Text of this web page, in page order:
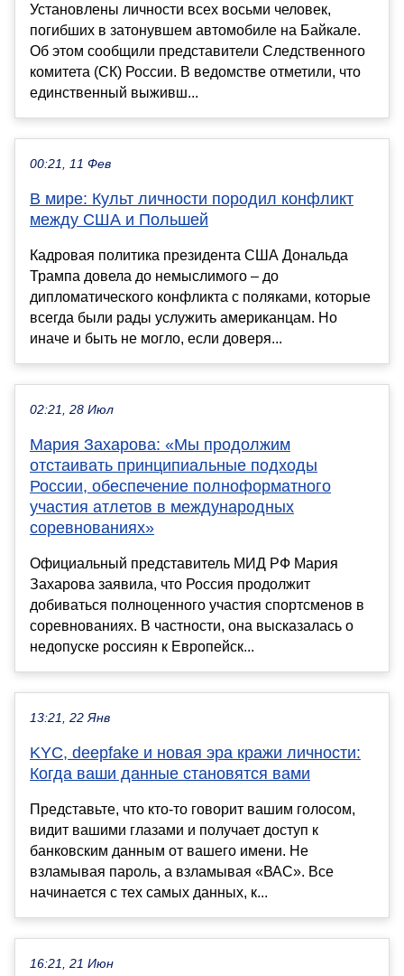
Установлены личности всех восьми человек,
погибших в затонувшем автомобиле на Байкале.
Об этом сообщили представители Следственного
комитета (СК) России. В ведомстве отметили, что
единственный выживш...
00:21, 11 Фев
В мире: Культ личности породил конфликт
между США и Польшей
Кадровая политика президента США Дональда
Трампа довела до немыслимого – до
дипломатического конфликта с поляками, которые
всегда были рады услужить американцам. Но
иначе и быть не могло, если доверя...
02:21, 28 Июл
Мария Захарова: «Мы продолжим
отстаивать принципиальные подходы
России, обеспечение полноформатного
участия атлетов в международных
соревнованиях»
Официальный представитель МИД РФ Мария
Захарова заявила, что Россия продолжит
добиваться полноценного участия спортсменов в
соревнованиях. В частности, она высказалась о
недопуске россиян к Европейск...
13:21, 22 Янв
KYC, deepfake и новая эра кражи личности:
Когда ваши данные становятся вами
Представьте, что кто-то говорит вашим голосом,
видит вашими глазами и получает доступ к
банковским данным от вашего имени. Не
взламывая пароль, а взламывая «ВАС». Все
начинается с тех самых данных, к...
16:21, 21 Июн